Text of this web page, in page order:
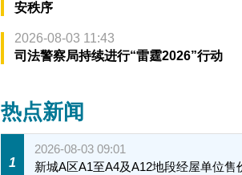
安秩序
2026-08-03 11:43
司法警察局持续进行“雷霆2026”行动
热点新闻
1
2026-08-03 09:01
新城A区A1至A4及A12地段经屋单位售